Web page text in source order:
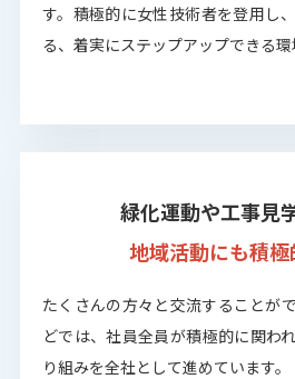
す。積極的に女性技術者を登用し
る、着実にステップアップできる環
緑化運動や工事見
地域活動にも積極
たくさんの方々と交流することが
どでは、社員全員が積極的に関わ
り組みを全社として進めています。